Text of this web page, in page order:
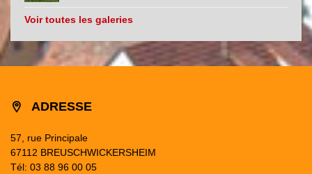
Voir toutes les galeries
ADRESSE
57, rue Principale
67112 BREUSCHWICKERSHEIM
Tél: 03 88 96 00 05